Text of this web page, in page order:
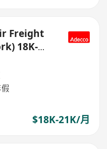
Freight
18K-
$18K-21K/月